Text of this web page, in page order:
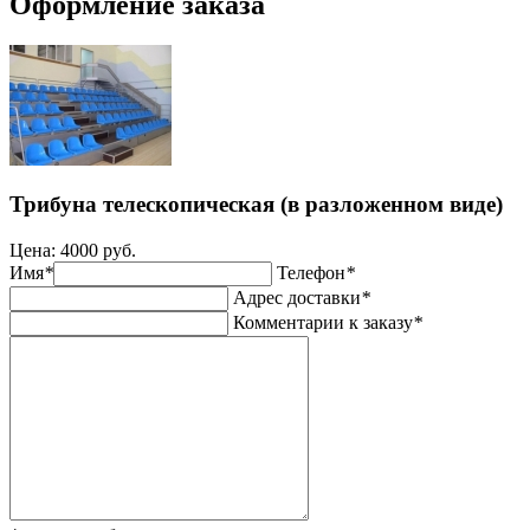
Трибуна телескопическая (в разложенном виде)
Цена: 4000 руб.
Имя* Телефон*
Адрес доставки*
Комментарии к заказу*